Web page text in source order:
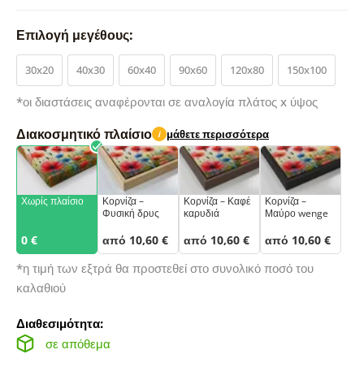
Επιλογή μεγέθους:
30x20 40x30 60x40 90x60 120x80 150x100
*οι διαστάσεις αναφέρονται σε αναλογία πλάτος x ύψος
Διακοσμητικό πλαίσιο i μάθετε περισσότερα
Χωρίς πλαίσιο
0 €
Κορνίζα –
Φυσική δρυς
από 10,60 €
Κορνίζα – Καφέ
καρυδιά
από 10,60 €
Κορνίζα –
Μαύρο wenge
από 10,60 €
*η τιμή των εξτρά θα προστεθεί στο συνολικό ποσό του
καλαθιού
Διαθεσιμότητα:
σε απόθεμα